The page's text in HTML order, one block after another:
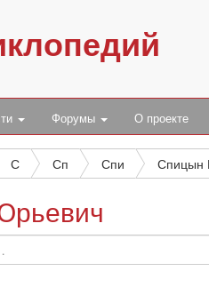
Форумы О проекте
С Сп Спи